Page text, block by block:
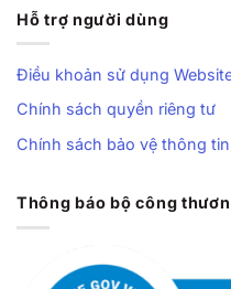
Hỗ trợ người dùng
Điều khoản sử dụng
Chính sách quyền riêng tư
Chính sách bảo vệ thông
Thông báo bộ công